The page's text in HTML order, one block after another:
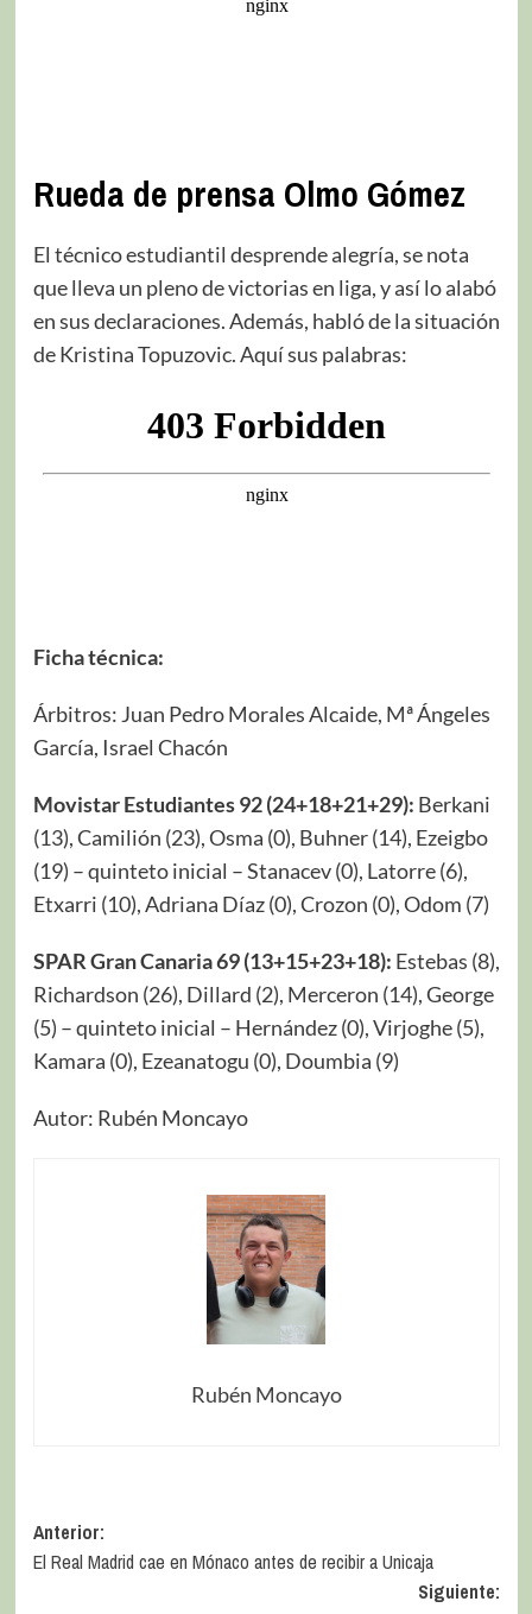
Rueda de prensa Olmo Gómez
El técnico estudiantil desprende alegría, se nota
que lleva un pleno de victorias en liga, y así lo alabó
en sus declaraciones. Además, habló de la situación
de Kristina Topuzovic. Aquí sus palabras:
Ficha técnica:
Árbitros: Juan Pedro Morales Alcaide, Mª Ángeles
García, Israel Chacón
Movistar Estudiantes 92 (24+18+21+29): Berkani
(13), Camilión (23), Osma (0), Buhner (14), Ezeigbo
(19) – quinteto inicial – Stanacev (0), Latorre (6),
Etxarri (10), Adriana Díaz (0), Crozon (0), Odom (7)
SPAR Gran Canaria 69 (13+15+23+18): Estebas (8),
Richardson (26), Dillard (2), Merceron (14), George
(5) – quinteto inicial – Hernández (0), Virjoghe (5),
Kamara (0), Ezeanatogu (0), Doumbia (9)
Autor: Rubén Moncayo
Rubén Moncayo
Anterior:
El Real Madrid cae en Mónaco antes de recibir a Unicaja
Siguiente: